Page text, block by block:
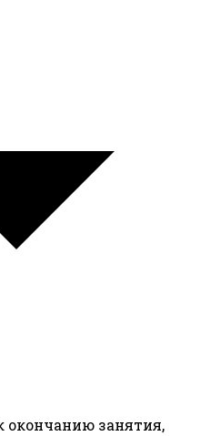
окончанию занятия,